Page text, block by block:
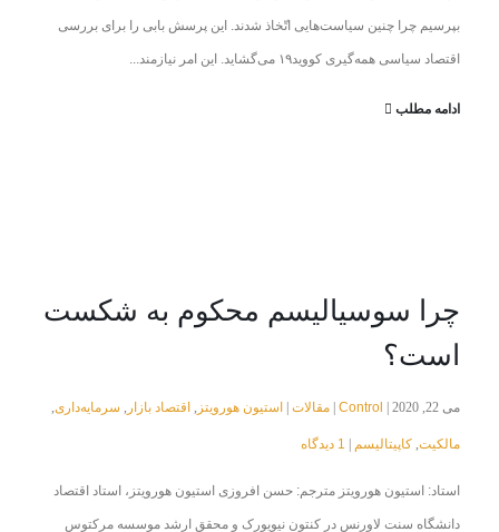
بپرسیم چرا چنین سیاست‌هایی اتّخاذ شدند. این پرسش بابی را برای بررسی
اقتصاد سیاسی همه‌گیری کووید۱۹ می‌گشاید. این امر نیازمند...
ادامه مطلب
چرا سوسیالیسم محکوم به شکست
است؟
می 22, 2020 | Control مقالات استیون هورویتز , اقتصاد بازار , سرمایه‌داری,
مالکیت, کاپیتالیسم 1 دیدگاه
استاد: استیون هورویتز مترجم: حسن افروزی استیون هورویتز، استاد اقتصاد
دانشگاه سنت لاورنس در کنتون نیویورک و محقق ارشد موسسه مرکتوس